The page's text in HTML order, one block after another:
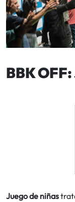
BBK
Juego de niñas